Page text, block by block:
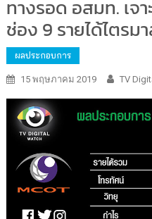
ทางรอด อสมท. เจ
ช่อง 9 รายได้ไตรม
ผลประกอบการ
15 พฤษภาคม 2019 TV